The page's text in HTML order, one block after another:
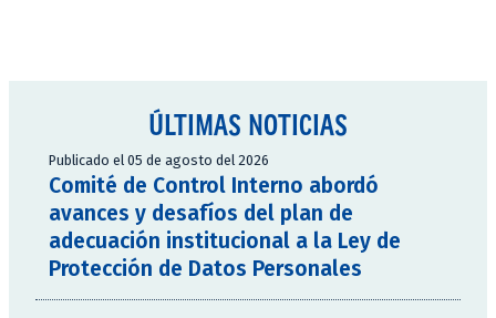
ÚLTIMAS NOTICIAS
Publicado el 05 de agosto del 2026
Comité de Control Interno abordó
avances y desafíos del plan de
adecuación institucional a la Ley de
Protección de Datos Personales